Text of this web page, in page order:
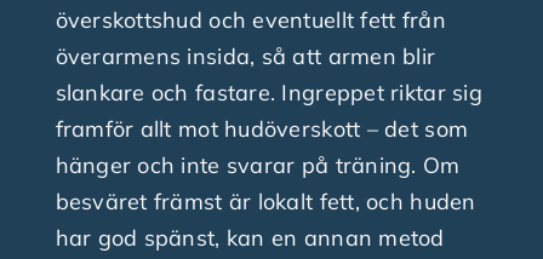
överskottshud och eventuellt fett från
överarmens insida, så att armen blir
slankare och fastare. Ingreppet riktar sig
framför allt mot hudöverskott – det som
hänger och inte svarar på träning. Om
besväret främst är lokalt fett, och huden
har god spänst, kan en annan metod